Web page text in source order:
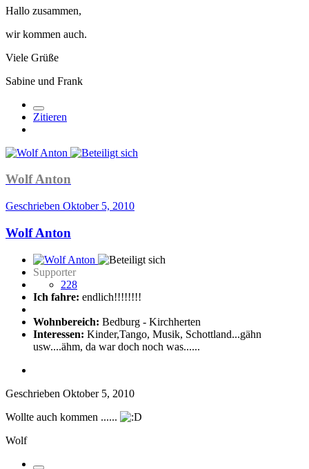
Hallo zusammen,
wir kommen auch.
Viele Grüße
Sabine und Frank
Zitieren
Wolf Anton
Geschrieben Oktober 5, 2010
Wolf Anton
Supporter
228
Ich fahre: endlich!!!!!!!!
Wohnbereich: Bedburg - Kirchherten
Interessen: Kinder,Tango, Musik, Schottland...gähn
usw....ähm, da war doch noch was......
Geschrieben Oktober 5, 2010
Wollte auch kommen ......
Wolf